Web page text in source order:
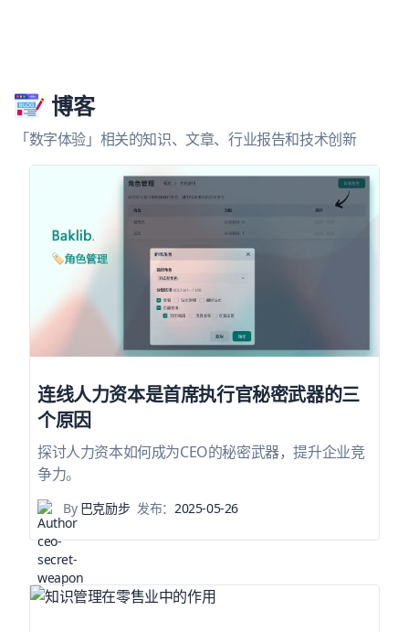
博客
「数字体验」相关的知识、文章、行业报告和技术创新
连线人力资本是首席执行官秘密武器的三
个原因
探讨人力资本如何成为CEO的秘密武器，提升企业竞
争力。
By巴克励步 发布：2025-05-26